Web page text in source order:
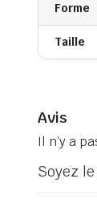
Forme
Taille
Avis
Il n’y a
Soyez